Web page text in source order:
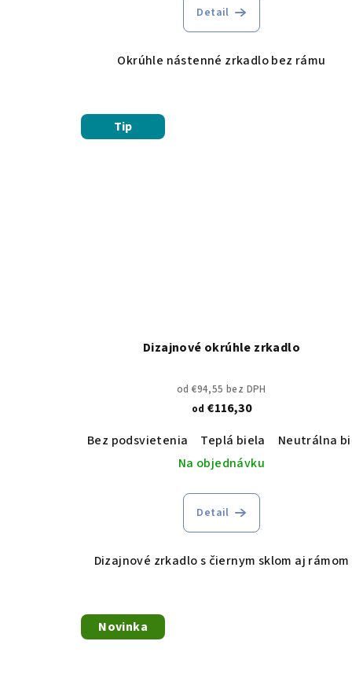
Detail
Okrúhle nástenné zrkadlo bez rámu
Tip
Dizajnové okrúhle zrkadlo
od €94,55 bez DPH
od €116,30
Bez podsvietenia
Teplá biela Neutrálna
Na objednávku
Detail
Dizajnové zrkadlo s čiernym sklom aj rámom
Novinka